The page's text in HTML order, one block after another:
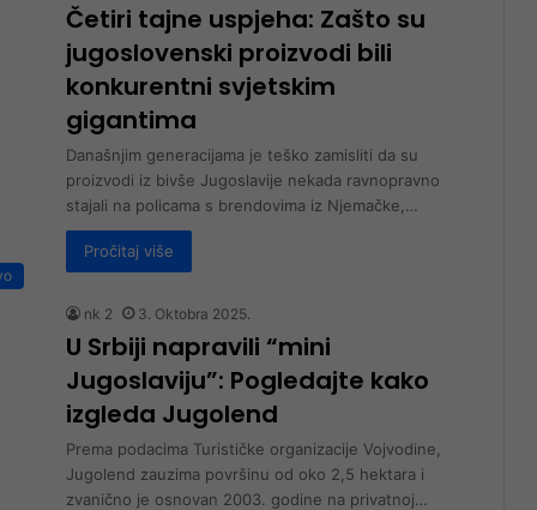
Četiri tajne uspjeha: Zašto su
jugoslovenski proizvodi bili
konkurentni svjetskim
gigantima
Današnjim generacijama je teško zamisliti da su
proizvodi iz bivše Jugoslavije nekada ravnopravno
stajali na policama s brendovima iz Njemačke,…
Pročitaj više
nk 2 3. Oktobra 2025.
U Srbiji napravili “mini
Jugoslaviju”: Pogledajte kako
izgleda Jugolend
Prema podacima Turističke organizacije Vojvodine,
Jugolend zauzima površinu od oko 2,5 hektara i
zvanično je osnovan 2003. godine na privatnoj…